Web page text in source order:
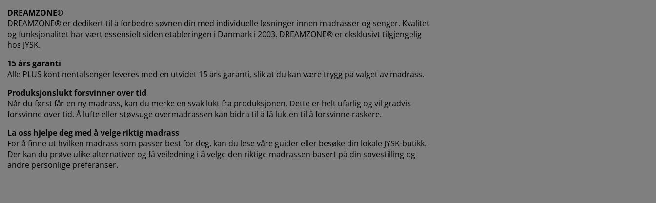
DREAMZONE®
DREAMZONE® er dedikert til å forbedre søvnen din med individuelle løsninger innen madrasser og senger. Kvalitet
og funksjonalitet har vært essensielt siden etableringen i Danmark i 2003. DREAMZONE® er eksklusivt tilgjengelig
hos JYSK.
15 års garanti
Alle PLUS kontinentalsenger leveres med en utvidet 15 års garanti, slik at du kan være trygg på valget av madrass.
Produksjonslukt forsvinner over tid
Når du først får en ny madrass, kan du merke en svak lukt fra produksjonen. Dette er helt ufarlig og vil gradvis
forsvinne over tid. Å lufte eller støvsuge overmadrassen kan bidra til å få lukten til å forsvinne raskere.
La oss hjelpe deg med å velge riktig madrass
For å finne ut hvilken madrass som passer best for deg, kan du lese våre guider eller besøke din lokale JYSK-butikk.
Der kan du prøve ulike alternativer og få veiledning i å velge den riktige madrassen basert på din sovestilling og
andre personlige preferanser.